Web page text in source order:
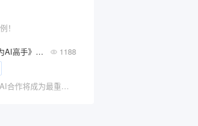
！
老常第二本AI新书上市！《成为AI高手》系统学习掌握AI技能！ 1188
“在未来的时间里，学会如何与AI合作将成为最重要的技能之一，你要么驾驭AI，要么被其淘汰。